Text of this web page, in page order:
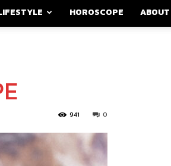
HOROSCOPE ABOUT
0
941